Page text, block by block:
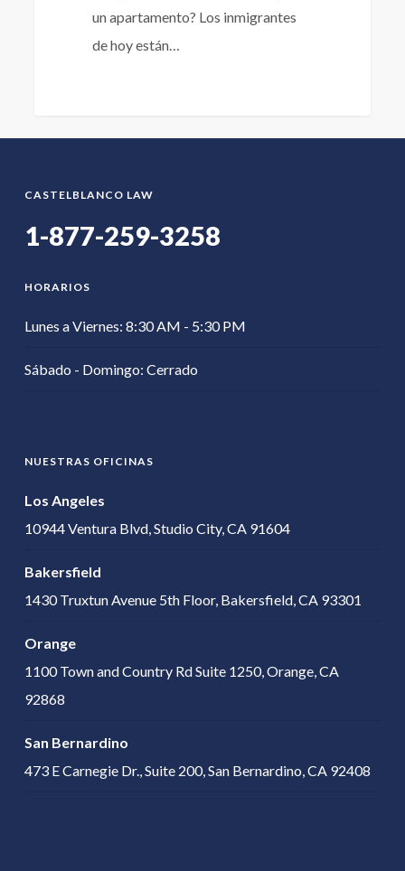
un apartamento? Los inmigrantes
de hoy están…
CASTELBLANCO LAW
1-877-259-3258
HORARIOS
Lunes a Viernes: 8:30 AM - 5:30 PM
Sábado - Domingo: Cerrado
NUESTRAS OFICINAS
Los Angeles
10944 Ventura Blvd, Studio City, CA 91604
Bakersfield
1430 Truxtun Avenue 5th Floor, Bakersfield, CA 93301
Orange
1100 Town and Country Rd Suite 1250, Orange, CA
92868
San Bernardino
473 E Carnegie Dr., Suite 200, San Bernardino, CA 92408